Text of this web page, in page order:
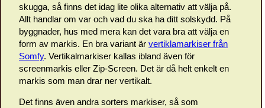
skugga, så finns det idag lite olika alternativ att välja på.
Allt handlar om var och vad du ska ha ditt solskydd. På
byggnader, hus med mera kan det vara bra att välja en
form av markis. En bra variant är vertiklamarkiser från
Somfy. Vertikalmarkiser kallas ibland även för
screenmarkis eller Zip-Screen. Det är då helt enkelt en
markis som man drar ner vertikalt.
Det finns även andra sorters markiser, så som